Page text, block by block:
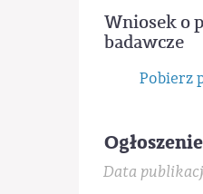
Wniosek o
badawcze
Pobierz
Data